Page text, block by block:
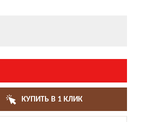
КУПИТЬ В 1 КЛИК